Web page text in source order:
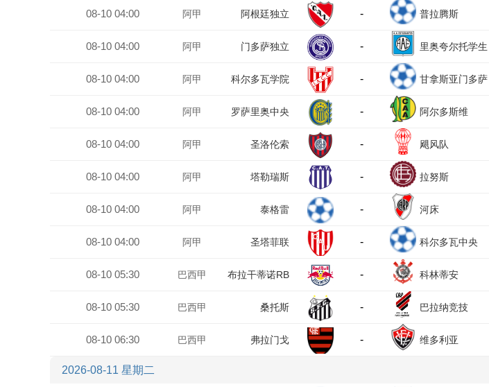
08-10 04:00 阿甲 阿根廷独立 - 普拉腾斯
08-10 04:00 阿甲 门多萨独立 - 里奥夸尔托学生
队
08-10 04:00 阿甲 科尔多瓦学院 - 甘拿斯亚门多萨
08-10 04:00 阿甲 罗萨里奥中央 - 阿尔多斯维
08-10 04:00 阿甲 圣洛伦索 - 飓风队
08-10 04:00 阿甲 塔勒瑞斯 - 拉努斯
08-10 04:00 阿甲 泰格雷 - 河床
08-10 04:00 阿甲 圣塔菲联 - 科尔多瓦中央
SDE
08-10 05:30 巴西甲 布拉干蒂诺RB - 科林蒂安
08-10 05:30 巴西甲 桑托斯 - 巴拉纳竞技
08-10 06:30 巴西甲 弗拉门戈 - 维多利亚
2026-08-11 星期二